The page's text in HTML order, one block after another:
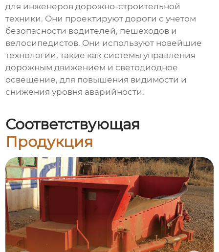
для инженеров дорожно-строительной
техники. Они проектируют дороги с учетом
безопасности водителей, пешеходов и
велосипедистов. Они используют новейшие
технологии, такие как системы управления
дорожным движением и светодиодное
освещение, для повышения видимости и
снижения уровня аварийности.
Соответствующая
Продукция